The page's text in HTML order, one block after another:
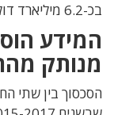
בכ-6.2 מיליארד דולר.
המידע
מנותק